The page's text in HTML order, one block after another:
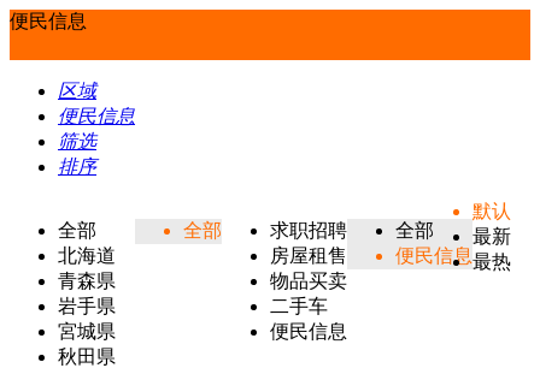
便民信息
区域
便民信息
筛选
排序
全部
北海道
青森県
岩手県
宮城県
秋田県
全部
求职招聘
房屋租售
物品买卖
二手车
便民信息
全部
便民信息
默认
最新
最热